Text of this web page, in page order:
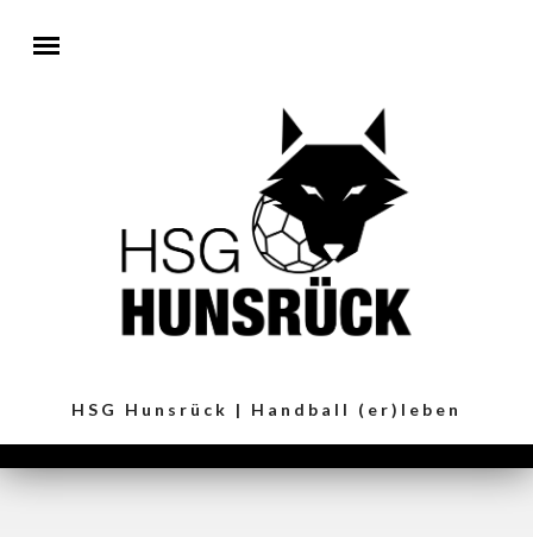
HSG Hunsrück | Handball (er)leben